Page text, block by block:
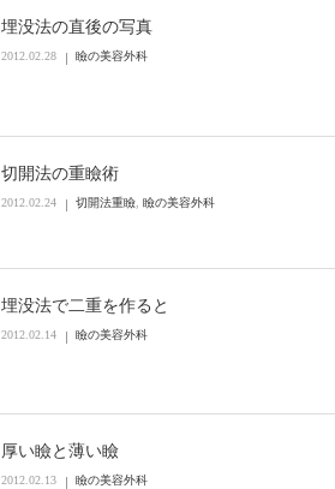
埋没法の直後の写真
2012.02.28 瞼の美容外科
切開法の重瞼術
2012.02.24 切開法重瞼 瞼の美容外科
埋没法で二重を作ると
2012.02.14 瞼の美容外科
厚い瞼と薄い瞼
2012.02.13 瞼の美容外科